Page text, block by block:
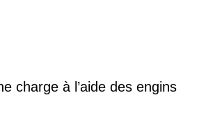
charge à l’aide des engins